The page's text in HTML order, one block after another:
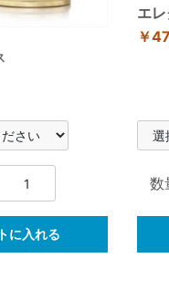
に入れる
エ
￥
数